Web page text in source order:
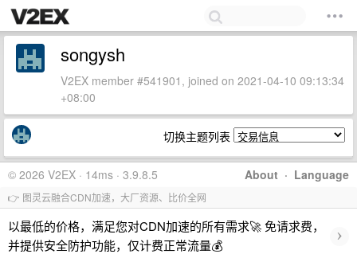
songysh
V2EX member #541901, joined on 2021-04-10 09:13:34
+08:00
切换主题列表
About · Language
© 2026 V2EX · 14ms · 3.9.8.5
👉 图灵云融合CDN加速，大厂资源、比价全网
以最低的价格，满足您对CDN加速的所有需求🚀 免请求费，
并提供安全防护功能，仅计费正常流量💰
›